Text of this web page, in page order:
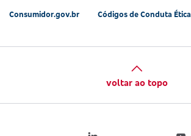
Consumidor.gov.br Códigos de Conduta Ética
voltar ao topo